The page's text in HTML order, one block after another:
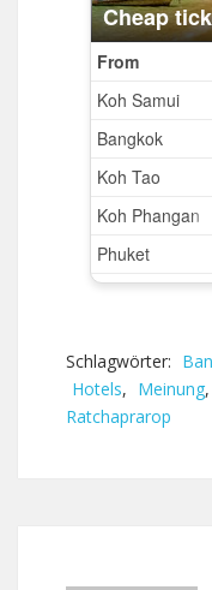
Schlagwörter:
Hotels, Meinung,
Ratchaprarop